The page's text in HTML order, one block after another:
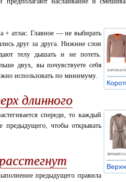
атлас. Главное — не выбирать
друг за друга. Нижние слои
телу дышать и не потеть.
двух, вы почувствуете себя
использовать по минимуму.
длинного
спереди, то каждый
предыдущего, чтобы открывать
предыдущего правила